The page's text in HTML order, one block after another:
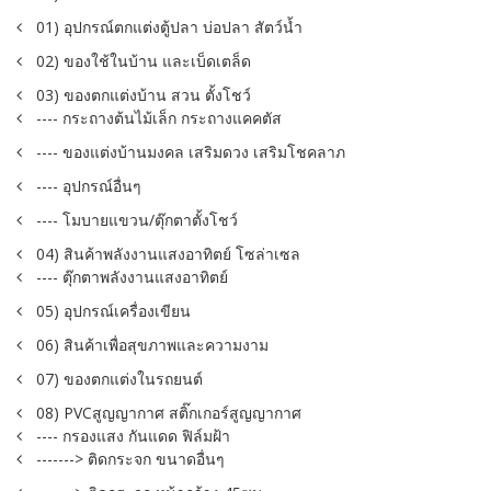
01) อุปกรณ์ตกแต่งตู้ปลา บ่อปลา สัตว์น้ำ
02) ของใช้ในบ้าน และเบ็ดเตล็ด
03) ของตกแต่งบ้าน สวน ตั้งโชว์
---- กระถางต้นไม้เล็ก กระถางแคคตัส
---- ของแต่งบ้านมงคล เสริมดวง เสริมโชคลาภ
---- อุปกรณ์อื่นๆ
---- โมบายแขวน/ตุ๊กตาตั้งโชว์
04) สินค้าพลังงานแสงอาทิตย์ โซล่าเซล
---- ตุ๊กตาพลังงานแสงอาทิตย์
05) อุปกรณ์เครื่องเขียน
06) สินค้าเพื่อสุขภาพและความงาม
07) ของตกแต่งในรถยนต์
08) PVCสูญญากาศ สติ๊กเกอร์สูญญากาศ
---- กรองแสง กันแดด ฟิล์มฝ้า
-------> ติดกระจก ขนาดอื่นๆ